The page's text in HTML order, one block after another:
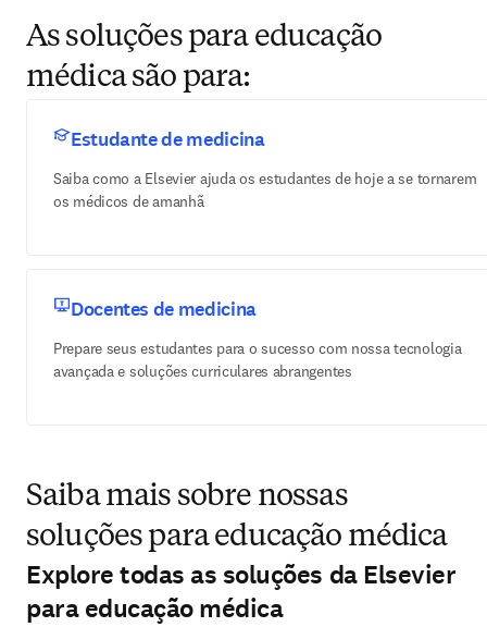
As soluções para educação
médica são para:
Estudante de medicina
Saiba como a Elsevier ajuda os estudantes de hoje a se tornarem
os médicos de amanhã
Docentes de medicina
Prepare seus estudantes para o sucesso com nossa tecnologia
avançada e soluções curriculares abrangentes
Saiba mais sobre nossas
soluções para educação médica
Explore todas as soluções da Elsevier
para educação médica